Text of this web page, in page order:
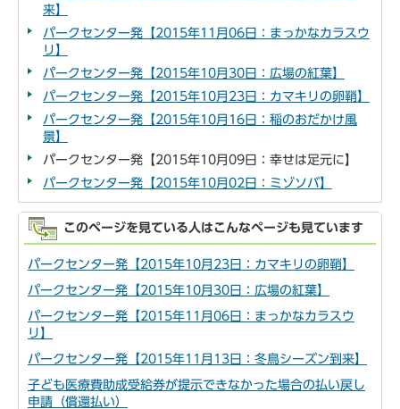
来】
パークセンター発【2015年11月06日：まっかなカラスウ
リ】
パークセンター発【2015年10月30日：広場の紅葉】
パークセンター発【2015年10月23日：カマキリの卵鞘】
パークセンター発【2015年10月16日：稲のおだかけ風
景】
パークセンター発【2015年10月09日：幸せは足元に】
パークセンター発【2015年10月02日：ミゾソバ】
このページを見ている人はこんなページも見ています
パークセンター発【2015年10月23日：カマキリの卵鞘】
パークセンター発【2015年10月30日：広場の紅葉】
パークセンター発【2015年11月06日：まっかなカラスウ
リ】
パークセンター発【2015年11月13日：冬鳥シーズン到来】
子ども医療費助成受給券が提示できなかった場合の払い戻し
申請（償還払い）